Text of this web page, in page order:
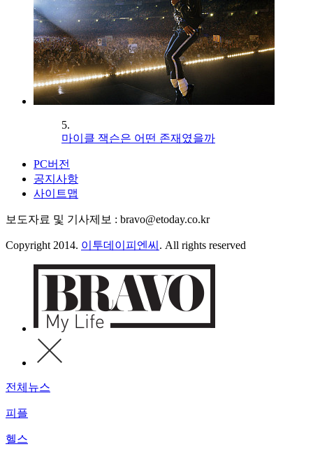
5.
마이클 잭슨은 어떤 존재였을까
PC버전
공지사항
사이트맵
보도자료 및 기사제보 : bravo@etoday.co.kr
Copyright 2014. 이투데이피엔씨 . All rights reserved
전체뉴스
피플
헬스